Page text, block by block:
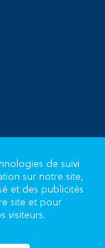
de suivi
sur notre site,
et des publicités
site et pour
visiteurs.